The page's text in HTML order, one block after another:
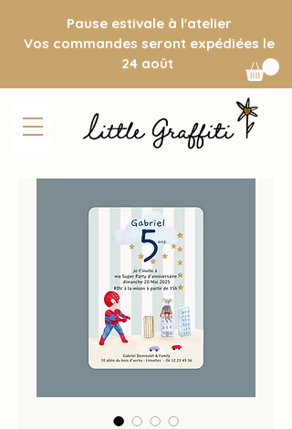
Pause estivale à l'atelier
Vos commandes seront expédiées le
24 août